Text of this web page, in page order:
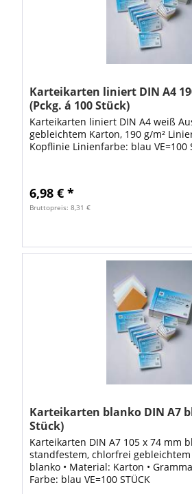
Karteikarten liniert DIN A4
(Pckg. á 100 Stück)
Karteikarten liniert DIN A4 weiß
gebleichtem Karton, 190 g/m²
Kopflinie Linienfarbe: blau VE=100
6,98 € *
Bruttopreis: 8,31 €
Karteikarten blanko DIN A7
Stück)
Karteikarten DIN A7 105 x 74 mm
standfestem, chlorfrei
blanko • Material: Karton •
Farbe: blau VE=100 STÜCK